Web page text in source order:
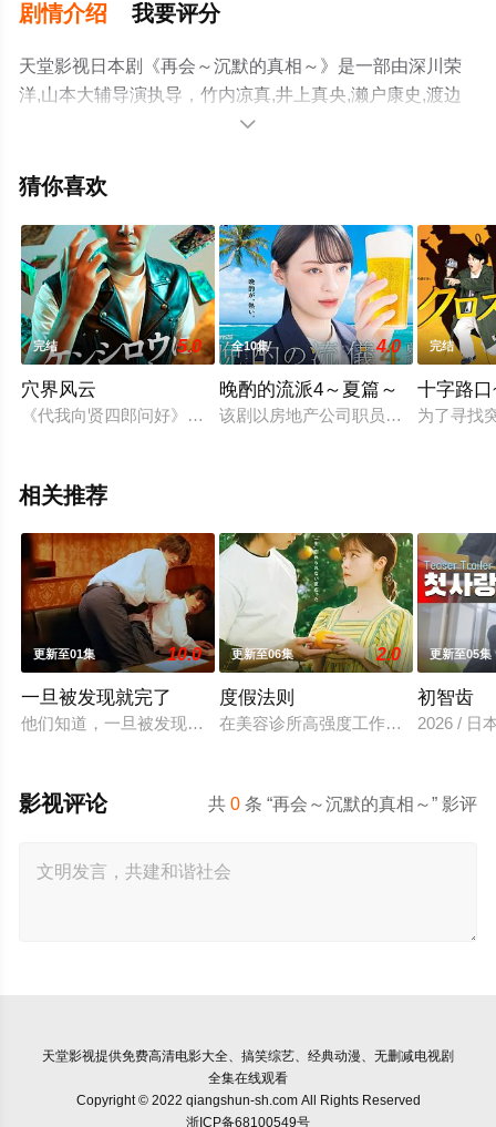
剧情介绍 我要评分
天堂影视日本剧《再会～沉默的真相～》是一部由深川荣
洋,山本大辅导演执导，竹内凉真,井上真央,濑户康史,渡边
大知,北香那等演员精彩演绎的日本电视剧，大结局剧情已
集就上电影天堂网，更多相关信息可移步至豆瓣电视剧、

猜你喜欢
完结 5.0
穴界风云
《代我向贤四郎问好》的主人公沼仓孝一小时候被黑道人物木
全10集 4.0
晚酌的流派4～夏篇～
该剧以房地产公司职员伊泽美幸（栗
完结
十字路
为了寻找
相关推荐
更新至01集 10.0
一旦被发现就完了
他们知道，一旦被发现，一切都会结束。 一对高中情侣努力守
更新至06集 2.0
度假法则
在美容诊所高强度工作、身心俱疲的
更新至05集
初智齿
2026 / 日
共0 条 “再会～沉默的真相～” 影评
影视评论
天堂影视提供免费高清电影大全、搞笑综艺、经典动漫、无删减电视剧
全集在线观看
Copyright © 2022 qiangshun-sh.com All Rights Reserved
浙ICP备68100549号